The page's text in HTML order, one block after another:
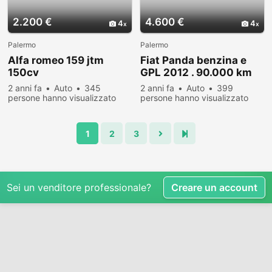
2.200 € 4
Palermo
Alfa romeo 159 jtm
150cv
2 anni fa Auto
345
persone hanno visualizzato
4.600 € 4
Palermo
Fiat Panda benzina e
GPL 2012 . 90.000 km
2 anni fa Auto
399
persone hanno visualizzato
1 2 3
Sei un venditore professionale? Creare un account